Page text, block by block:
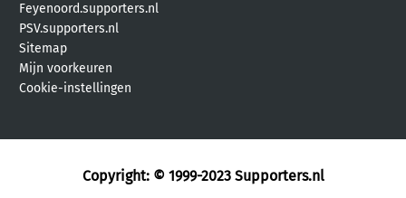
Feyenoord.supporters.nl
PSV.supporters.nl
Sitemap
Mijn voorkeuren
Cookie-instellingen
Copyright: © 1999-2023 Supporters.nl